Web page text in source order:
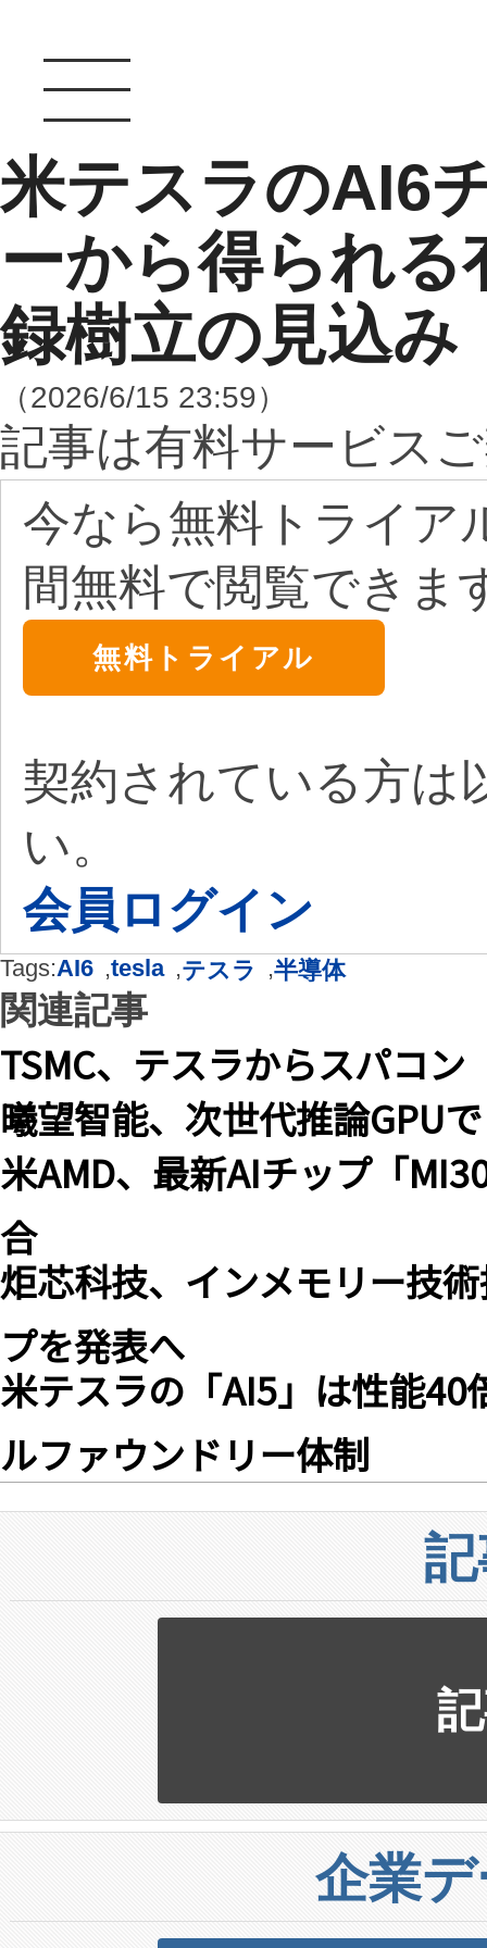
米テスラのAI6
ーから得られ
録樹立の見込み
（2026/6/15 23:59）
記事は有料サービス
今なら無料トライア
間無料で閲覧できま
無料トライアル
契約されている方は
い。
会員ログイン
Tags:AI6 ,tesla ,テスラ ,半導体
関連記事
TSMC、テスラからスパコ
曦望智能、次世代推論GPU
米AMD、最新AIチップ「
合
炬芯科技、インメモリー技
プを発表へ
米テスラの「AI5」は性能40
ルファウンドリー体制
企業